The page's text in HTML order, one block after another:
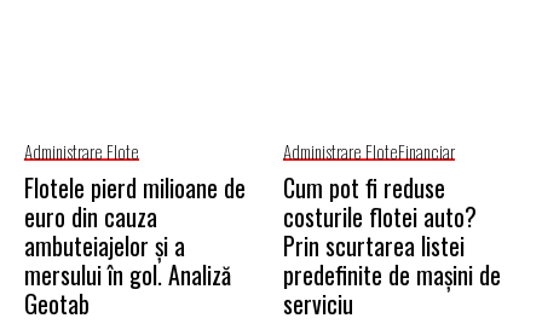
Administrare Flote
Flotele pierd milioane de
euro din cauza
ambuteiajelor și a
mersului în gol. Analiză
Geotab
Administrare FloteFinanciar
Cum pot fi reduse
costurile flotei auto?
Prin scurtarea listei
predefinite de mașini de
serviciu